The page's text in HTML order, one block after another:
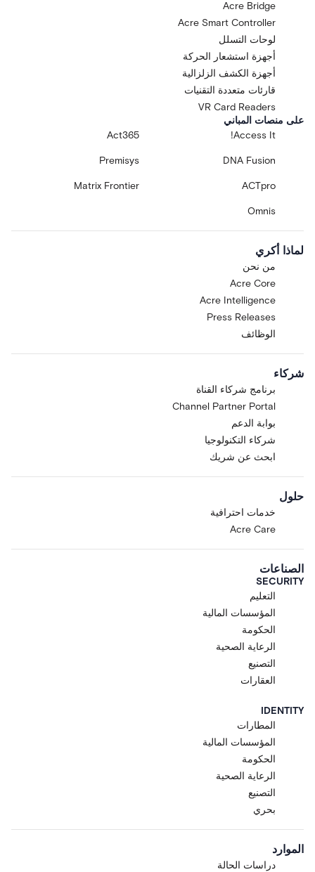
Acre Bridge
Acre Smart Controller
لوحات التسلل
أجهزة استشعار الحركة
أجهزة الكشف الزلزالية
قارئات متعددة التقنيات
VR Card Readers
على منصات المباني
Access It!
Act365
DNA Fusion
Premisys
ACTpro
Matrix Frontier
Omnis
لماذا أكري
من نحن
Acre Core
Acre Intelligence
Press Releases
الوظائف
شركاء
برنامج شركاء القناة
Channel Partner Portal
بوابة الدعم
شركاء التكنولوجيا
ابحث عن شريك
حلول
خدمات احترافية
Acre Care
الصناعات
SECURITY
التعليم
المؤسسات المالية
الحكومة
الرعاية الصحية
التصنيع
العقارات
IDENTITY
المطارات
المؤسسات المالية
الحكومة
الرعاية الصحية
التصنيع
بحري
الموارد
دراسات الحالة